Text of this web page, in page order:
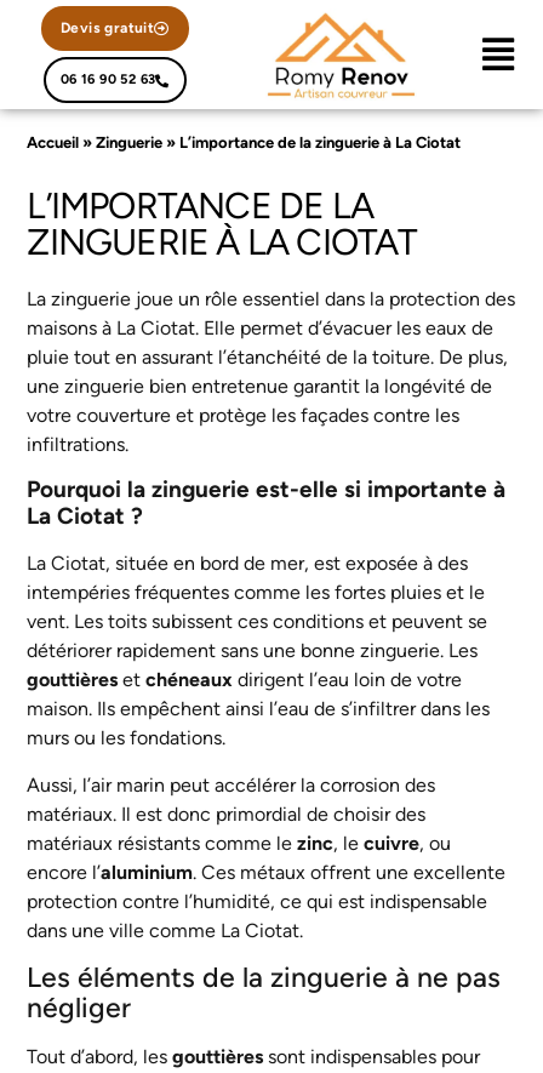
Devis gratuit
06 16 90 52 63
Accueil »Zinguerie » L’importance de la zinguerie à La Ciotat
L’IMPORTANCE DE LA
ZINGUERIE À LA CIOTAT
La zinguerie joue un rôle essentiel dans la protection des
maisons à La Ciotat. Elle permet d’évacuer les eaux de
pluie tout en assurant l’étanchéité de la toiture. De plus,
une zinguerie bien entretenue garantit la longévité de
votre couverture et protège les façades contre les
infiltrations.
Pourquoi la zinguerie est-elle si importante à
La Ciotat ?
La Ciotat, située en bord de mer, est exposée à des
intempéries fréquentes comme les fortes pluies et le
vent. Les toits subissent ces conditions et peuvent se
détériorer rapidement sans une bonne zinguerie. Les
gouttières etchéneaux dirigent l’eau loin de votre
maison. Ils empêchent ainsi l’eau de s’infiltrer dans les
murs ou les fondations.
Aussi, l’air marin peut accélérer la corrosion des
matériaux. Il est donc primordial de choisir des
matériaux résistants comme lezinc, lecuivre, ou
encore l’aluminium. Ces métaux offrent une excellente
protection contre l’humidité, ce qui est indispensable
dans une ville comme La Ciotat.
Les éléments de la zinguerie à ne pas
négliger
Tout d’abord, lesgouttières sont indispensables pour